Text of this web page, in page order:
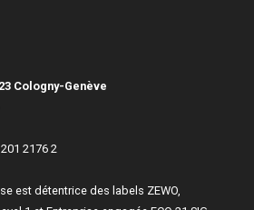
Cologny-Genève
2176 2
est détentrice des labels ZEWO,